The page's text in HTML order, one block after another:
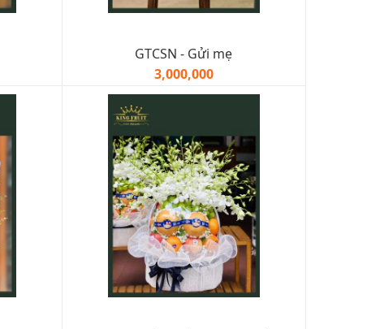
GTCSN - Gửi mẹ
3,000,000